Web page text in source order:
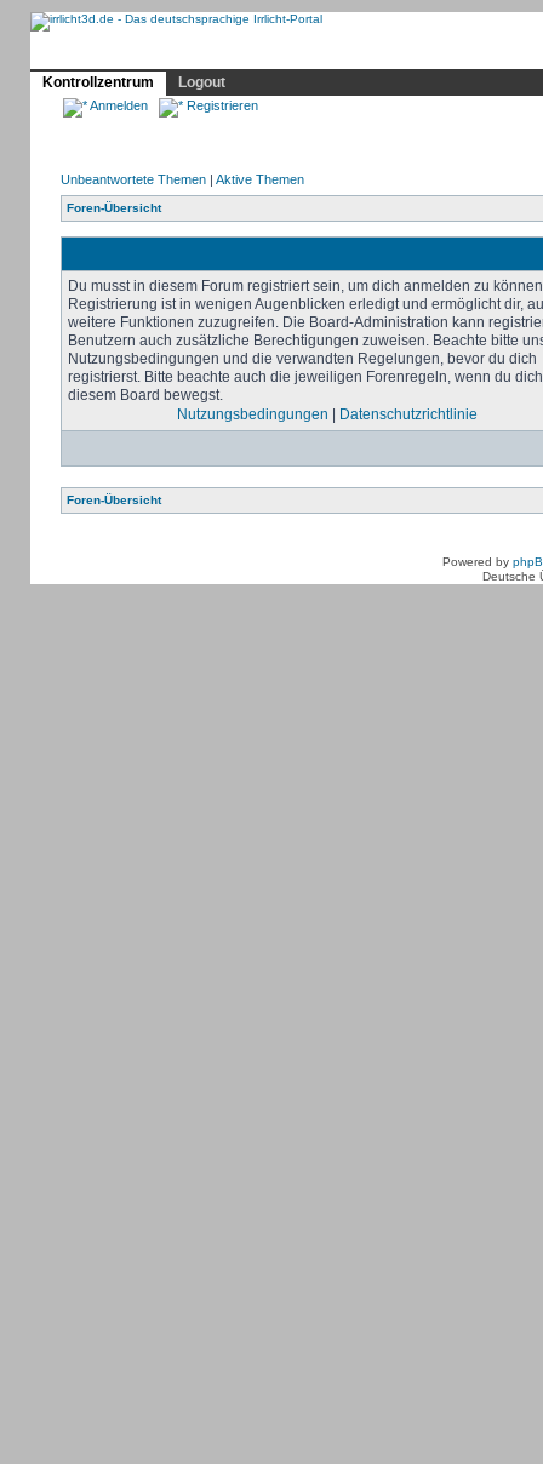
Kontrollzentrum
Logout
Anmelden Registrieren
Unbeantwortete Themen| Aktive Themen
Foren-Übersicht
Du musst in diesem Forum registriert sein, um dich anmelden zu
Registrierung ist in wenigen Augenblicken erledigt und ermöglicht dir,
weitere Funktionen zuzugreifen. Die Board-Administration kann
Benutzern auch zusätzliche Berechtigungen zuweisen. Beachte bitte
Nutzungsbedingungen und die verwandten Regelungen, bevor du dich
registrierst. Bitte beachte auch die jeweiligen Forenregeln, wenn du
diesem Board bewegst.
Nutzungsbedingungen
Datenschutzrichtlinie
Foren-Übersicht
Powered by
Deutsche